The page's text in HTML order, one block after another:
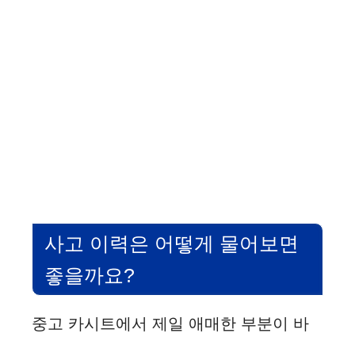
사고 이력은 어떻게 물어보면
좋을까요?
중고 카시트에서 제일 애매한 부분이 바